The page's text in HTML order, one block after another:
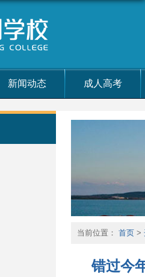
新闻动态 成人高考
当前位置： 首页 >
错过今